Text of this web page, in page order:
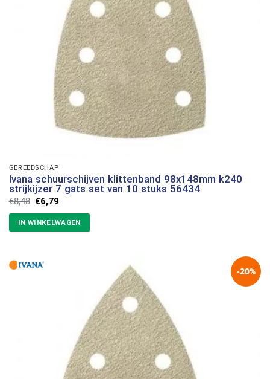
GEREEDSCHAP
Ivana schuurschijven klittenband 98x148mm k240
strijkijzer 7 gats set van 10 stuks 56434
€8,48 Oorspronkelijke
prijs
was:
€8,48.
€6,79Huidige
is:
€6,79.
IN WINKELWAGEN
-20%